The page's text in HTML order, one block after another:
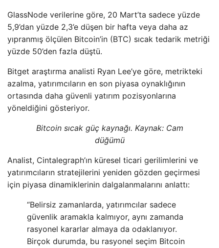
GlassNode verilerine göre, 20 Mart’ta sadece yüzde
5,9’dan yüzde 2,3’e düşen bir hafta veya daha az
yıpranmış ölçülen Bitcoin’in (BTC) sıcak tedarik metriği
yüzde 50’den fazla düştü.
Bitget araştırma analisti Ryan Lee’ye göre, metrikteki
azalma, yatırımcıların en son piyasa oynaklığının
ortasında daha güvenli yatırım pozisyonlarına
yöneldiğini gösteriyor.
Bitcoin sıcak güç kaynağı. Kaynak: Cam
düğümü
Analist, Cintalegraph’ın küresel ticari gerilimlerini ve
yatırımcıların stratejilerini yeniden gözden geçirmesi
için piyasa dinamiklerinin dalgalanmalarını anlattı:
“Belirsiz zamanlarda, yatırımcılar sadece
güvenlik aramakla kalmıyor, aynı zamanda
rasyonel kararlar almaya da odaklanıyor.
Birçok durumda, bu rasyonel seçim Bitcoin